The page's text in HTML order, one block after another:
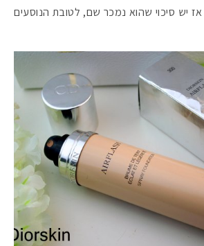
יש סיכוי שהוא נמכר שם, לטובת הנוסעים